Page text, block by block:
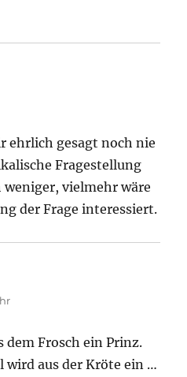
ehrlich gesagt noch nie
Fragestellung
vielmehr wäre
der Frage interessiert.
dem Frosch ein Prinz.
wird aus der Kröte ein …